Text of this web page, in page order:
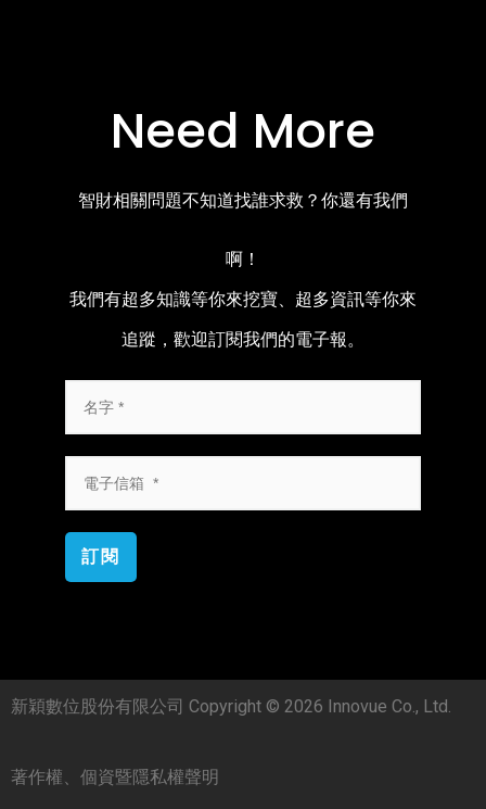
Need More
智財相關問題不知道找誰求救？你還有我們
啊！
我們有超多知識等你來挖寶、超多資訊等你來
追蹤，歡迎訂閱我們的電子報。
訂閱
新穎數位股份有限公司 Copyright © 2026 Innovue Co., Ltd.
著作權、個資暨隱私權聲明